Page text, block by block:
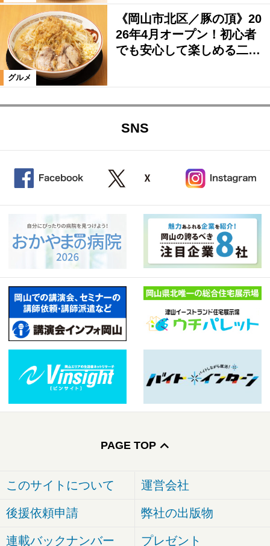
グルメ
《岡山市北区／豚の頂》20
26年4月オープン！初心者
でも安心して楽しめる二…
SNS
PAGE TOP
このサイトについて 運営会社
後援依頼申請 弊社の出版物
連載バックナンバー プレゼント